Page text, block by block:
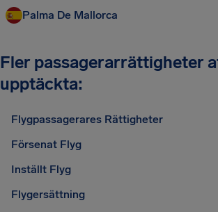
Palma De Mallorca
Fler passagerarrättigheter
upptäckta:
Flygpassagerares Rättigheter
Försenat Flyg
Inställt Flyg
Flygersättning